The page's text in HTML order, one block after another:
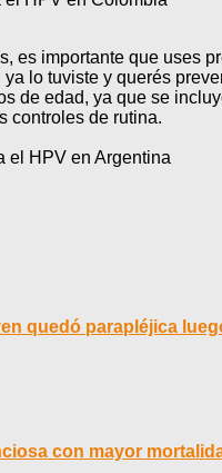
es importante que uses
lo tuviste y querés
de edad, ya que se
controles de rutina.
el HPV en Argentina
quedó parapléjica
con mayor